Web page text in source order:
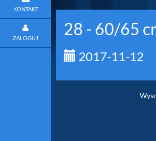
KONTAKT
ZALOGUJ 28 - 60/65
2017-11-12